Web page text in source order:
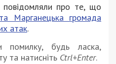
про те, що
Марганецька громада
атак.
будь ласка,
та натисніть Ctrl+Enter.